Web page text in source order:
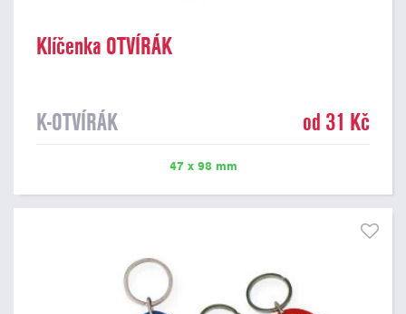
Klíčenka OTVÍRÁK
K-OTVÍRÁK od 31 Kč
47 x 98 mm